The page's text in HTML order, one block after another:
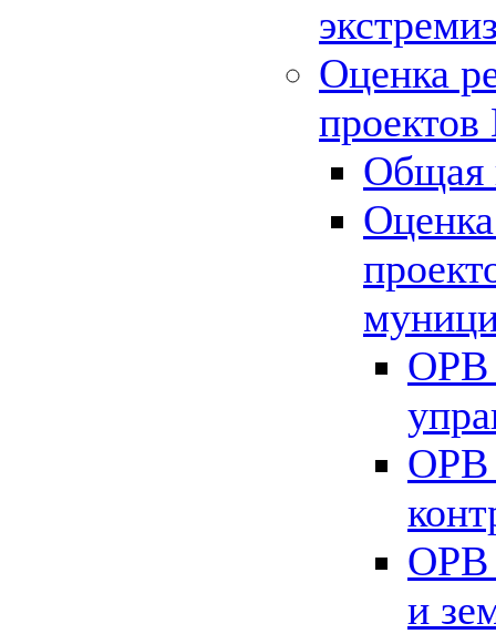
Оценка
Общая
ОРВ
ОРВ
ОРВ
и